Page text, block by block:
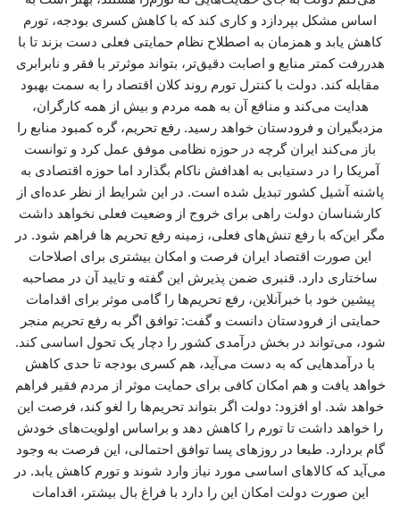
اساس مشکل بپردازد و کاری کند که با کاهش کسری بودجه، تورم
کاهش یابد و همزمان به اصطلاح نظام حمایتی فعلی دست بزند تا با
هدررفت کمتر منابع و اصابت دقیق‌تر، بتواند موثرتر با فقر و نابرابری
مقابله کند. دولت با کنترل تورم روند کلان اقتصاد را به سمت بهبود
هدایت می‌کند و منافع آن به همه مردم و بیش از همه کارگران،
مزدبگیران و فرودستان خواهد رسید. رفع تحریم، گره کمبود منابع را
باز می‌کند ایران گرچه در حوزه نظامی موفق عمل کرد و توانست
آمریکا را در دستیابی به اهدافش ناکام بگذارد اما حوزه اقتصادی به
پاشنه آشیل کشور تبدیل شده است. در این شرایط از نظر عده‌ای از
کارشناسان دولت راهی برای خروج از وضعیت فعلی نخواهد داشت
مگر این‌که با رفع تنش‌های فعلی، زمینه رفع تحریم ها فراهم شود. در
این صورت اقتصاد ایران فرصت و امکان بیشتری برای اصلاحات
ساختاری دارد. قنبری ضمن پذیرش این گفته و تایید آن در مصاحبه
پیشین خود با خبرآنلاین، رفع تحریم‌ها را گامی موثر برای اقدامات
حمایتی از فرودستان دانست و گفت: توافق اگر به رفع تحریم منجر
شود، می‌تواند در بخش درآمدی کشور را دچار یک تحول اساسی کند.
با درآمدهایی که به دست می‌آید، هم کسری بودجه تا حدی کاهش
خواهد یافت و هم امکان کافی برای حمایت موثر از مردم فقیر فراهم
خواهد شد. او افزود: دولت اگر بتواند تحریم‌ها را لغو کند، فرصت این
را خواهد داشت تا تورم را کاهش دهد و براساس اولویت‌های خودش
گام بردارد. طبعا در روزهای پسا توافق احتمالی، این فرصت به وجود
می‌آید که کالاهای اساسی مورد نیاز وارد شوند و تورم کاهش یابد. در
این صورت دولت امکان این را دارد با فراغ بال بیشتر، اقدامات